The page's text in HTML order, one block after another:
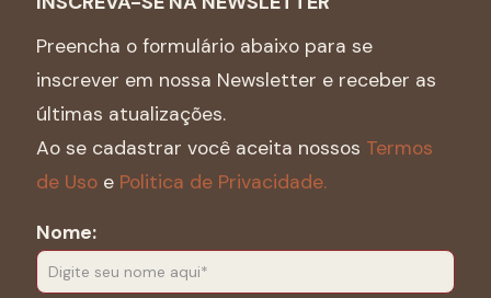
Preencha o formulário abaixo para se
inscrever em nossa Newsletter e receber as
últimas atualizações.
Ao se cadastrar você aceita nossos Termos
de Uso e Politica de Privacidade.
Nome: